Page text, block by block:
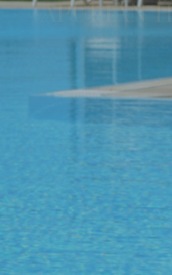
Eleganza
APULIAN